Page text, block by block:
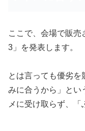
ここで、会場で販売
3」を発表します。
とは言っても優劣
みに合うから」とい
メに受け取らず、「